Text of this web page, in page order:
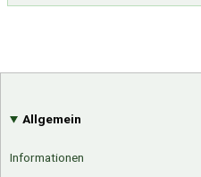
Allgemein
Informationen